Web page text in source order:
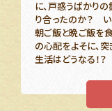
に、戸惑うばかり
り合ったのか？
朝ご飯と晩ご飯を
の心配をよそに、突
生活はどうなる！？